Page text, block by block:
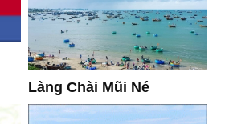
Làng Chài Mũi Né